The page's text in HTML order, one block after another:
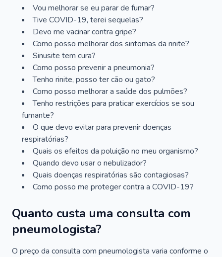
Vou melhorar se eu parar de fumar?
Tive COVID-19, terei sequelas?
Devo me vacinar contra gripe?
Como posso melhorar dos sintomas da rinite?
Sinusite tem cura?
Como posso prevenir a pneumonia?
Tenho rinite, posso ter cão ou gato?
Como posso melhorar a saúde dos pulmões?
Tenho restrições para praticar exercícios se sou
fumante?
O que devo evitar para prevenir doenças
respiratórias?
Quais os efeitos da poluição no meu organismo?
Quando devo usar o nebulizador?
Quais doenças respiratórias são contagiosas?
Como posso me proteger contra a COVID-19?
Quanto custa uma consulta com
pneumologista?
O preço da consulta com pneumologista varia conforme o